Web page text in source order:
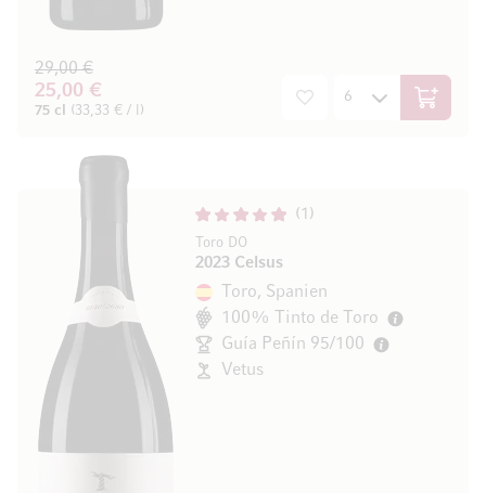
25,00 €
29,00 €
75 cl (33,33 € / l) In den
1
Toro DO
2023 Celsus
Toro, Spanien
100% Tinto de Toro
Guía Peñín 95/100
Vetus